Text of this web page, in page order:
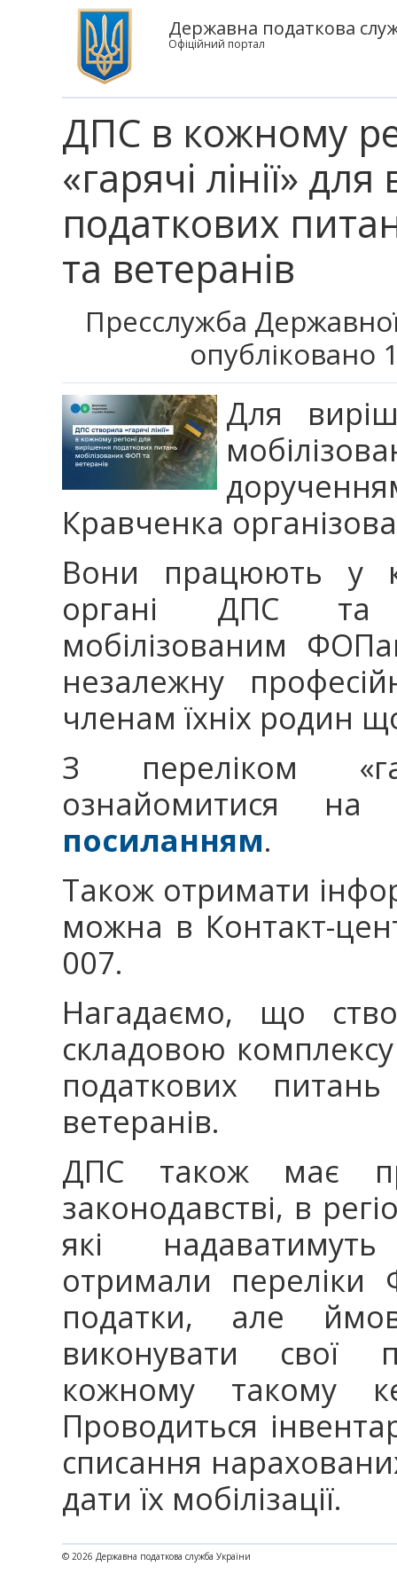
Державна податкова
Офіційний портал
ДПС в кожному
«гарячі лінії»
податкових
та ветеранів
Пресслужба
опубліковано
Для
Кравченка
Вони працюють у
органі ДПС та
мобілізованим
незалежну
членам їхніх родин
З переліком
ознайомитися
посиланням.
Також отримати
можна в Контакт-
007.
Нагадаємо, що
складовою
податкових
ветеранів.
ДПС також має
законодавстві, в
які
отримали
податки, але
виконувати свої
кожному такому
Проводиться
списання
дати їх мобілізації.
© 2026 Державна податкова служба України